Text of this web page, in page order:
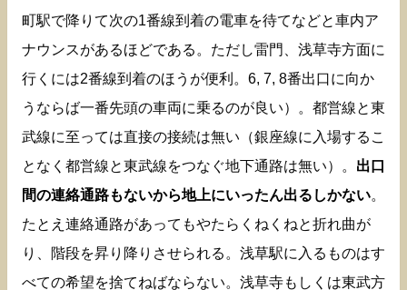
町駅で降りて次の1番線到着の電車を待てなどと車内ア
ナウンスがあるほどである。ただし雷門、浅草寺方面に
行くには2番線到着のほうが便利。6, 7, 8番出口に向か
うならば一番先頭の車両に乗るのが良い）。都営線と東
武線に至っては直接の接続は無い（銀座線に入場するこ
となく都営線と東武線をつなぐ地下通路は無い）。 出口
間の連絡通路もないから地上にいったん出るしかない。
たとえ連絡通路があってもやたらくねくねと折れ曲が
り、階段を昇り降りさせられる。浅草駅に入るものはす
べての希望を捨てねばならない。浅草寺もしくは東武方